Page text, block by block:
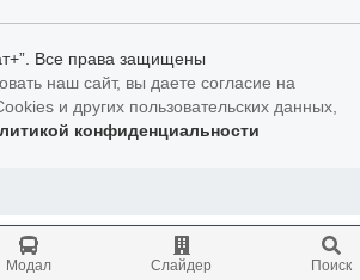
Все права защищены
наш сайт, вы даете согласие на
и других пользовательских данных,
конфиденциальности
Модал Слайдер Поиcк